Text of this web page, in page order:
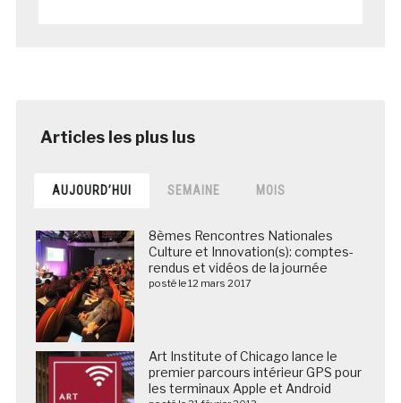
AUJOURD’HUI SEMAINE MOIS
8èmes Rencontres Nationales
Culture et Innovation(s): comptes-
rendus et vidéos de la journée
posté le 12 mars 2017
Art Institute of Chicago lance le
premier parcours intérieur GPS pour
les terminaux Apple et Android